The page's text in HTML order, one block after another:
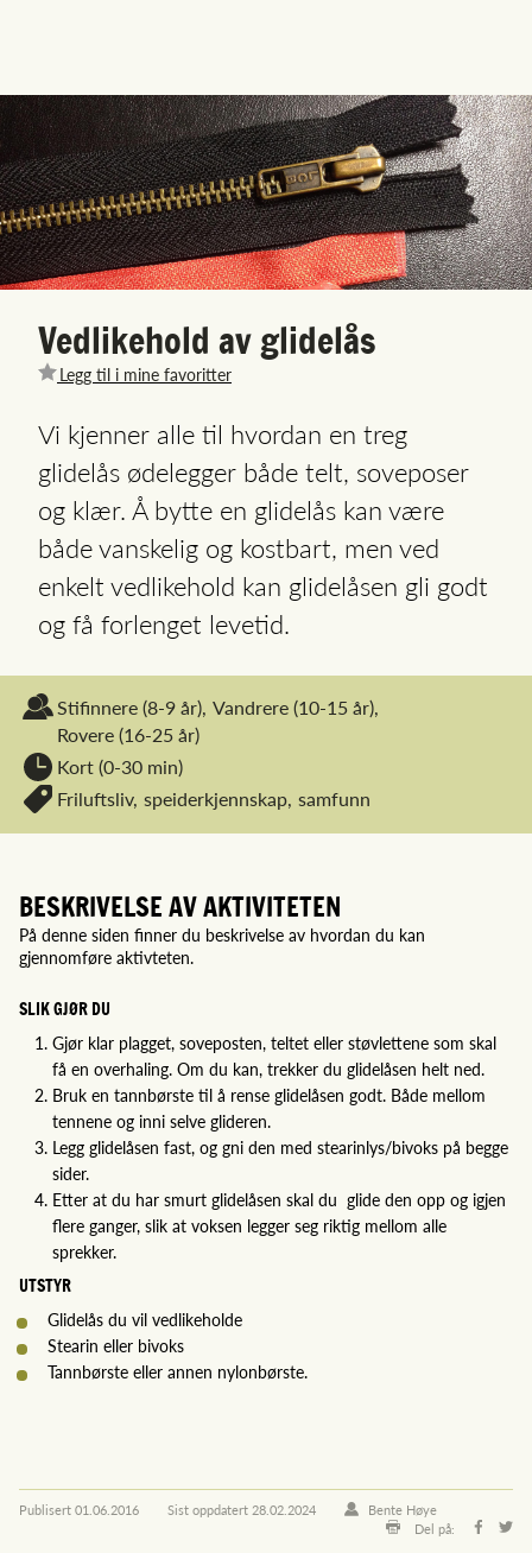
Vedlikehold av glidelås
Legg til i mine favoritter
Vi kjenner alle til hvordan en treg
glidelås ødelegger både telt, soveposer
og klær. Å bytte en glidelås kan være
både vanskelig og kostbart, men ved
enkelt vedlikehold kan glidelåsen gli godt
og få forlenget levetid.
Stifinnere(8-9 år), Vandrere(10-15 år),
Rovere(16-25 år)
Kort (0-30 min)
Friluftsliv, speiderkjennskap, samfunn
BESKRIVELSE AV AKTIVITETEN
På denne siden finner du beskrivelse av hvordan du kan
gjennomføre aktivteten.
SLIK GJØR DU
Gjør klar plagget, soveposten, teltet eller støvlettene som skal
få en overhaling. Om du kan, trekker du glidelåsen helt ned.
Bruk en tannbørste til å rense glidelåsen godt. Både mellom
tennene og inni selve glideren.
Legg glidelåsen fast, og gni den med stearinlys/bivoks på begge
sider.
Etter at du har smurt glidelåsen skal du glide den opp og igjen
flere ganger, slik at voksen legger seg riktig mellom alle
sprekker.
UTSTYR
Glidelås du vil vedlikeholde
Stearin eller bivoks
Tannbørste eller annen nylonbørste.
Publisert01.06.2016 Sist oppdatert 28.02.2024
Bente Høye
Del på: